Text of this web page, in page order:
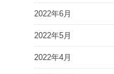
2022年6月
2022年5月
2022年4月